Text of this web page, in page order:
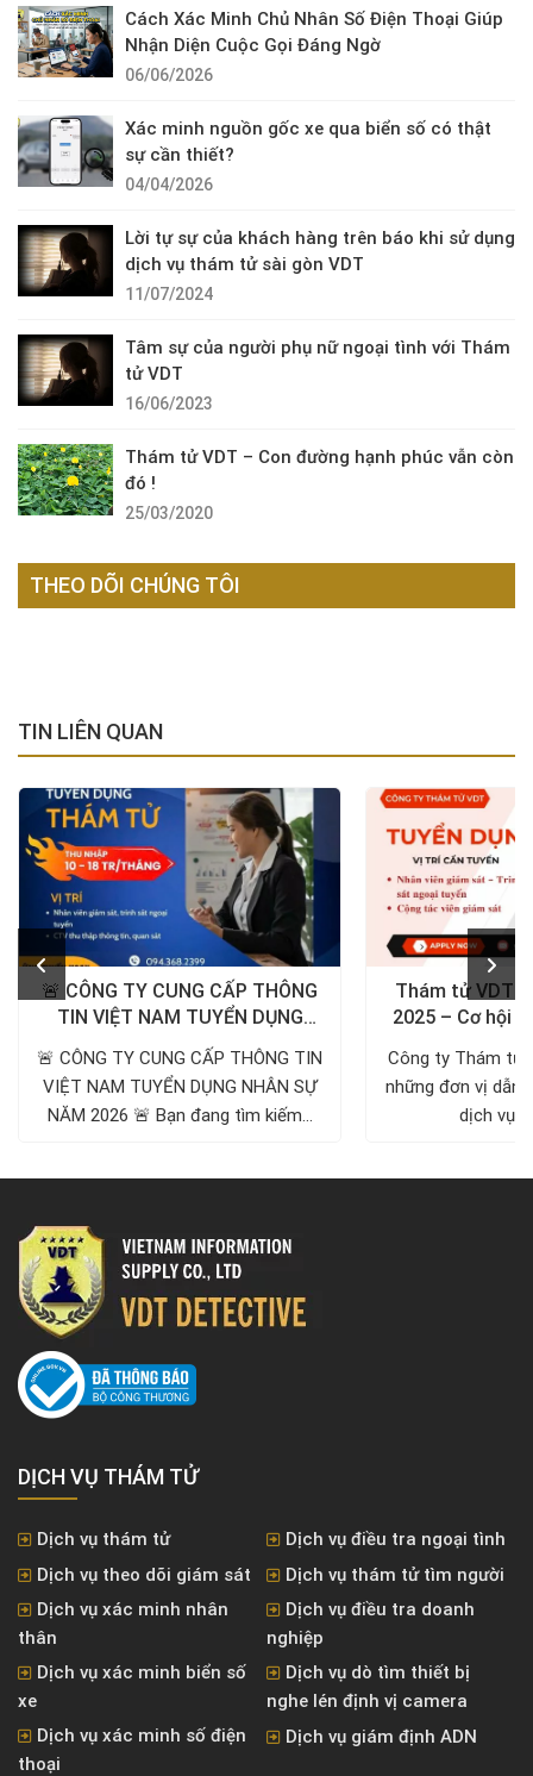
Cách Xác Minh Chủ Nhân Số Điện Thoại Giúp
Nhận Diện Cuộc Gọi Đáng Ngờ
06/06/2026
Xác minh nguồn gốc xe qua biển số có thật
sự cần thiết?
04/04/2026
Lời tự sự của khách hàng trên báo khi sử dụng
dịch vụ thám tử sài gòn VDT
11/07/2024
Tâm sự của người phụ nữ ngoại tình với Thám
tử VDT
16/06/2023
Thám tử VDT – Con đường hạnh phúc vẫn còn
đó !
25/03/2020
THEO DÕI CHÚNG TÔI
TIN LIÊN QUAN
🚨 CÔNG TY CUNG CẤP THÔNG
TIN VIỆT NAM TUYỂN DỤNG
NHÂN SỰ NĂM 2026 🚨
🚨 CÔNG TY CUNG CẤP THÔNG TIN
VIỆT NAM TUYỂN DỤNG NHÂN SỰ
NĂM 2026 🚨 Bạn đang tìm kiếm...
Thám tử VDT
2025 – Cơ hội
Hà
Công ty Thám tử
những đơn vị dẫn
dịch vụ
DỊCH VỤ THÁM TỬ
Dịch vụ thám tử
Dịch vụ điều tra ngoại tình
Dịch vụ theo dõi giám sát
Dịch vụ thám tử tìm người
Dịch vụ xác minh nhân
thân
Dịch vụ điều tra doanh
nghiệp
Dịch vụ xác minh biển số
xe
Dịch vụ dò tìm thiết bị
nghe lén định vị camera
Dịch vụ xác minh số điện
thoại
Dịch vụ giám định ADN